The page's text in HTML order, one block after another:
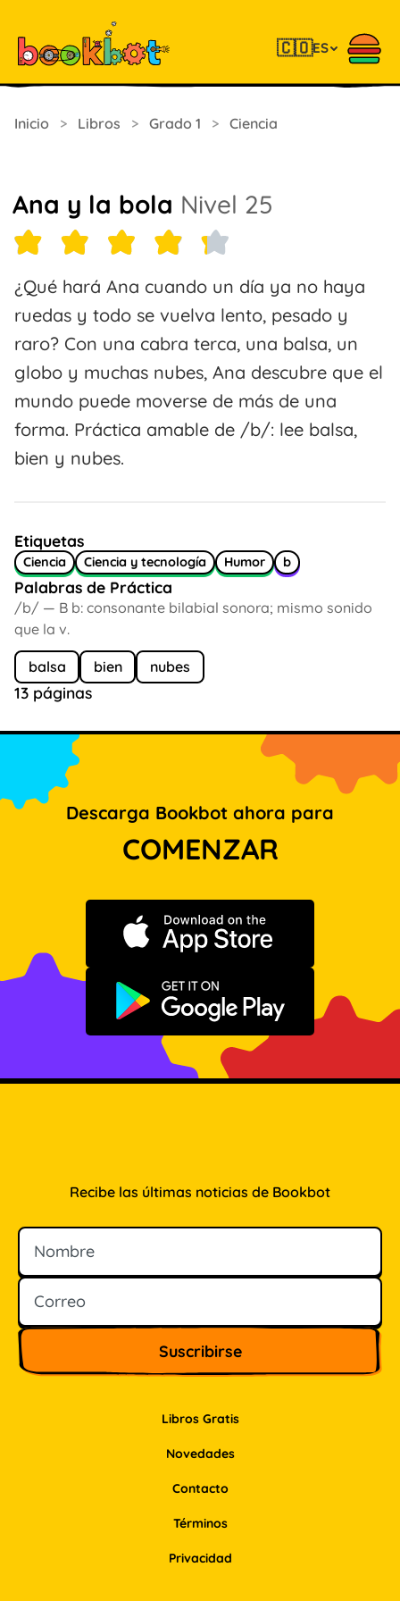
🇨🇴ES
Inicio > Libros > Grado 1 > Ciencia
Ana y la bola Nivel 25
¿Qué hará Ana cuando un día ya no haya
ruedas y todo se vuelva lento, pesado y
raro? Con una cabra terca, una balsa, un
globo y muchas nubes, Ana descubre que el
mundo puede moverse de más de una
forma. Práctica amable de /b/: lee balsa,
bien y nubes.
Etiquetas
Ciencia Ciencia y tecnología Humor b
Palabras de Práctica
/b/ — B b: consonante bilabial sonora; mismo sonido
que la v.
balsa bien nubes
13 páginas
Descarga Bookbot ahora para
COMENZAR
Descargar en App Store
Disponible en Google Play
Libros Gratis
Novedades
Contacto
Recibe las últimas noticias de Bookbot
Nombre
Correo
Términos
Privacidad